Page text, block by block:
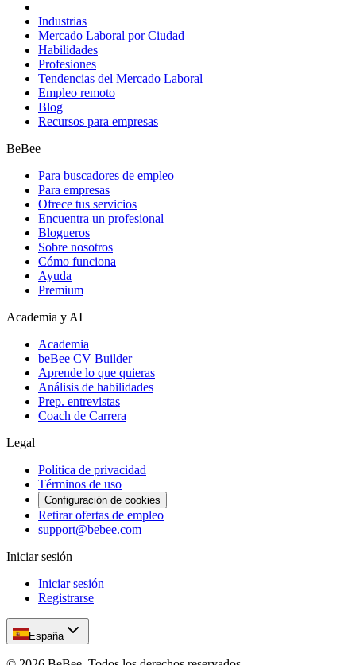
Industrias
Mercado Laboral por Ciudad
Habilidades
Profesiones
Tendencias del Mercado Laboral
Empleo remoto
Blog
Recursos para empresas
BeBee
Para buscadores de empleo
Para empresas
Ofrece tus servicios
Encuentra un profesional
Blogueros
Sobre nosotros
Cómo funciona
Ayuda
Premium
Academia y AI
Academia
beBee CV Builder
Aprende lo que quieras
Análisis de habilidades
Prep. entrevistas
Coach de Carrera
Legal
Política de privacidad
Términos de uso
Configuración de cookies
Retirar ofertas de empleo
support@bebee.com
Iniciar sesión
Iniciar sesión
Registrarse
España